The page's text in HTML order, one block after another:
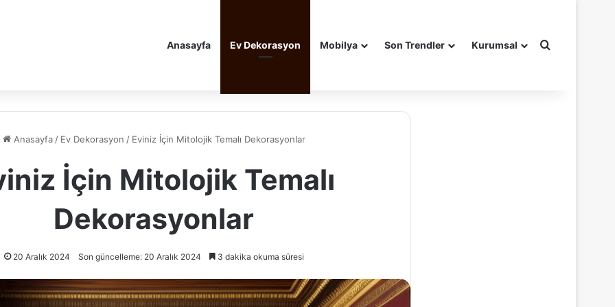
Anasayfa Ev Dekorasyon Mobilya Son Trendler Kurumsal Arama yap
Anasayfa / Ev Dekorasyon / Eviniz İçin Mitolojik Temalı Dekorasyonlar
İçin Mitolojik Temalı
Dekorasyonlar
20 Aralık 2024 Son güncelleme: 20 Aralık 2024 3 dakika okuma süresi